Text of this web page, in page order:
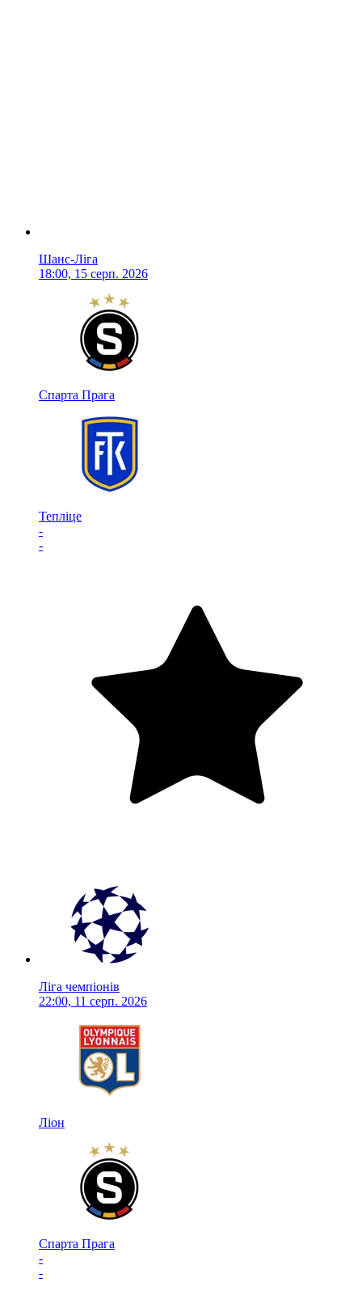
Шанс-Ліга
18:00, 15 серп. 2026
Спарта Прага
Тепліце
-
-
Ліга чемпіонів
22:00, 11 серп. 2026
Ліон
Спарта Прага
-
-